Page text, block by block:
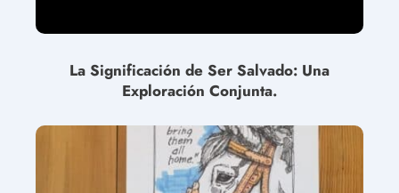
La Significación de Ser Salvado: Una
Exploración Conjunta.